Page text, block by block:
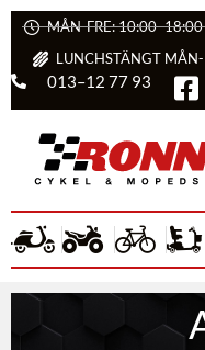
MÅN-FRE: 10:00–18:00
LUNCHSTÄNGT
013–12 77 93